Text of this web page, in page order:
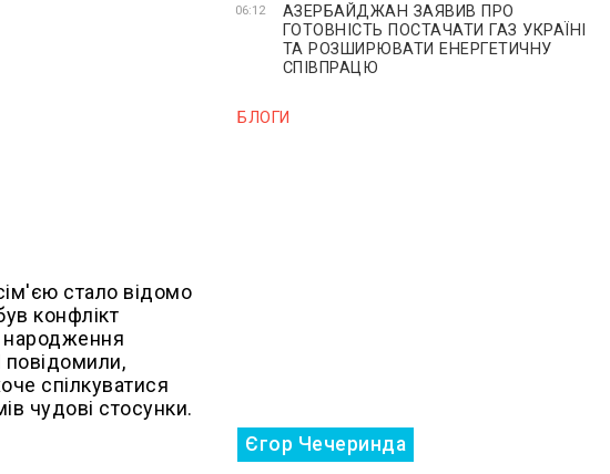
стало відомо
конфлікт
народження
повідомили,
спілкуватися
чудові стосунки.
06:12
АЗЕРБАЙДЖАН ЗАЯВИВ ПРО
ГОТОВНІСТЬ ПОСТАЧАТИ ГАЗ УКРАЇНІ
ТА РОЗШИРЮВАТИ ЕНЕРГЕТИЧНУ
СПІВПРАЦЮ
БЛОГИ
Єгор Чечеринда